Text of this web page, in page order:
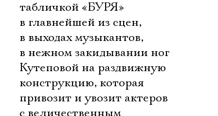
табличкой «БУРЯ»
в главнейшей из сцен,
в выходах музыкантов,
в нежном закидывании ног
Кутеповой на раздвижную
конструкцию, которая
привозит и увозит актеров
с величественным